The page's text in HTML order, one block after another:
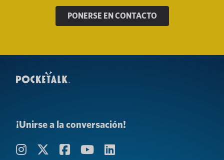
PONERSE EN CONTACTO
¡Unirse a la conversación!